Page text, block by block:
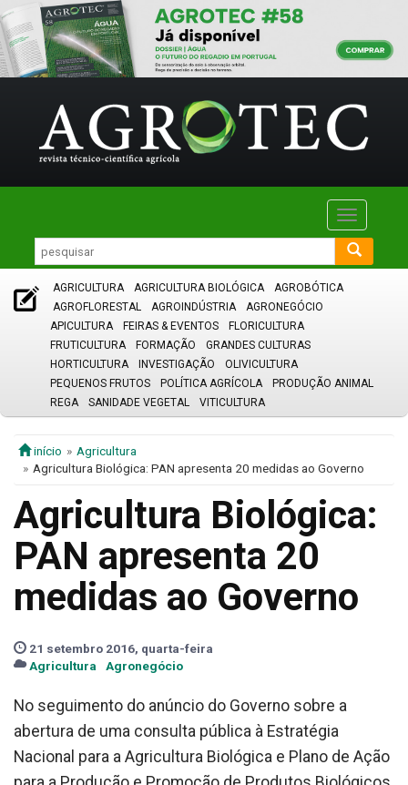
Toggle
AGRICULTURA AGRICULTURA BIOLÓGICA
AGROBÓTICA
AGROFLORESTAL
AGROINDÚSTRIA
AGRONEGÓCIO
APICULTURA
FEIRAS & EVENTOS
FLORICULTURA
FRUTICULTURA
FORMAÇÃO
GRANDES CULTURAS
HORTICULTURA
INVESTIGAÇÃO
OLIVICULTURA
PEQUENOS FRUTOS
POLÍTICA AGRÍCOLA
PRODUÇÃO ANIMAL
REGA
SANIDADE VEGETAL VITICULTURA
início
Agricultura
Agricultura Biológica: PAN apresenta 20 medidas ao Governo
Agricultura Biológica:
PAN apresenta 20
medidas ao Governo
21 setembro 2016, quarta-feira
Agricultura
Agronegócio
No seguimento do anúncio do Governo sobre a
abertura de uma consulta pública à Estratégia
Nacional para a Agricultura Biológica e Plano de Ação